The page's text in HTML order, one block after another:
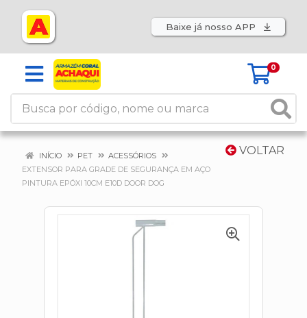
Baixe já nosso APP
0
VOLTAR
INÍCIO PET
ACESSÓRIOS
EXTENSOR PARA GRADE DE SEGURANÇA EM AÇO
PINTURA EPÓXI 10CM E10D DOOR DOG